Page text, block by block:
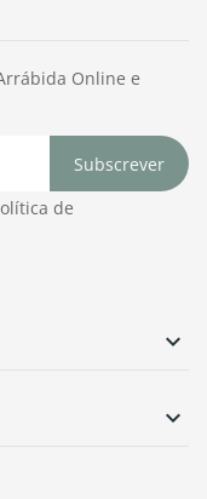


Online e
Subscrever
de